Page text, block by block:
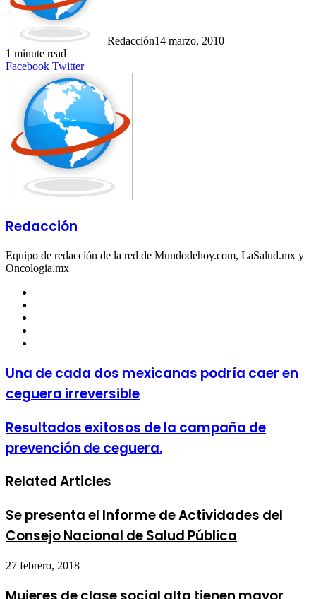
Redacción14 marzo, 2010
1 minute read
Facebook TwitterLinkedIn
Tumblr
Pinterest
Reddit
VKontakte
Share
via
Email
Print
Redacción
Equipo de redacción de la red de Mundodehoy.com, LaSalud.mx y
Oncologia.mx
Una de cada dos mexicanas podría caer en
ceguera irreversible
Resultados exitosos de la campaña de
prevención de ceguera.
Related Articles
Se presenta el Informe de Actividades del
Consejo Nacional de Salud Pública
27 febrero, 2018